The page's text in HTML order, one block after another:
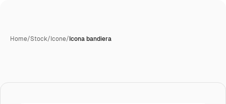
Home/Stock/Icone/Icona bandiera